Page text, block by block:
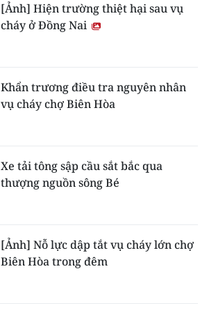
[Ảnh] Hiện trường thiệt hại sau vụ
cháy ở Đồng Nai
Khẩn trương điều tra nguyên nhân
vụ cháy chợ Biên Hòa
Xe tải tông sập cầu sắt bắc qua
thượng nguồn sông Bé
[Ảnh] Nỗ lực dập tắt vụ cháy lớn chợ
Biên Hòa trong đêm